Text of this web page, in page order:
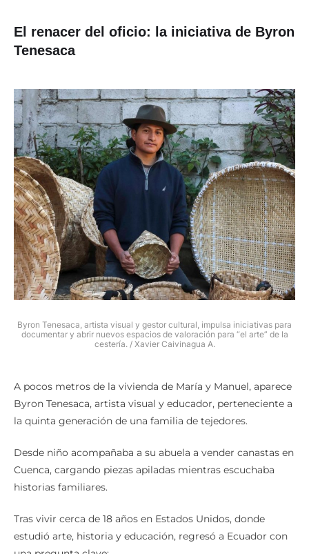
El renacer del oficio: la iniciativa de Byron
Tenesaca
Byron Tenesaca, artista visual y gestor cultural, impulsa iniciativas para
documentar y abrir nuevos espacios de valoración para “el arte” de la
cestería. / Xavier Caivinagua A.
A pocos metros de la vivienda de María y Manuel, aparece
Byron Tenesaca, artista visual y educador, perteneciente a
la quinta generación de una familia de tejedores.
Desde niño acompañaba a su abuela a vender canastas en
Cuenca, cargando piezas apiladas mientras escuchaba
historias familiares.
Tras vivir cerca de 18 años en Estados Unidos, donde
estudió arte, historia y educación, regresó a Ecuador con